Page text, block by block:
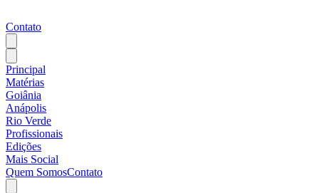
Contato
Principal
Matérias
Goiânia
Anápolis
Rio Verde
Profissionais
Edições
Mais Social
Quem SomosContato